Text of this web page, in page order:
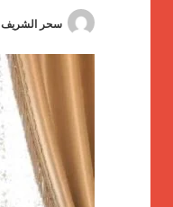
سحر الشريف